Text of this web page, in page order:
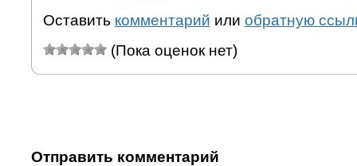
Оставить комментарий или обратную
(Пока оценок нет)
Отправить комментарий